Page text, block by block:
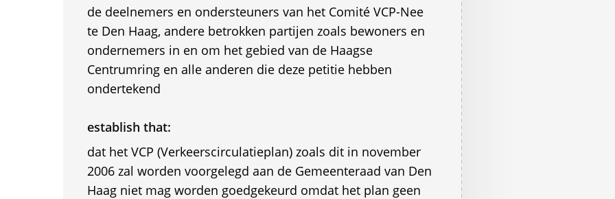
de deelnemers en ondersteuners van het Comité VCP-Nee
te Den Haag, andere betrokken partijen zoals bewoners en
ondernemers in en om het gebied van de Haagse
Centrumring en alle anderen die deze petitie hebben
ondertekend
establish that:
dat het VCP (Verkeerscirculatieplan) zoals dit in november
2006 zal worden voorgelegd aan de Gemeenteraad van Den
Haag niet mag worden goedgekeurd omdat het plan geen